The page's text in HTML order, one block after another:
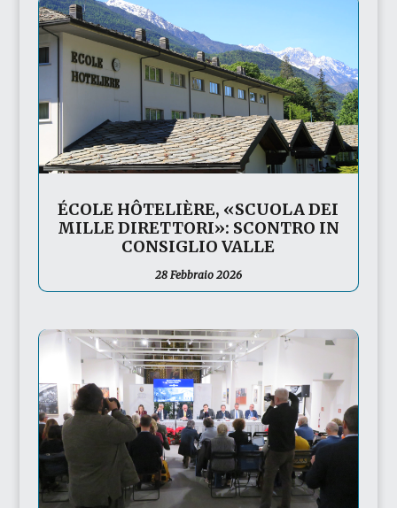
ÉCOLE HÔTELIÈRE, «SCUOLA DEI
MILLE DIRETTORI»: SCONTRO IN
CONSIGLIO VALLE
28 Febbraio 2026